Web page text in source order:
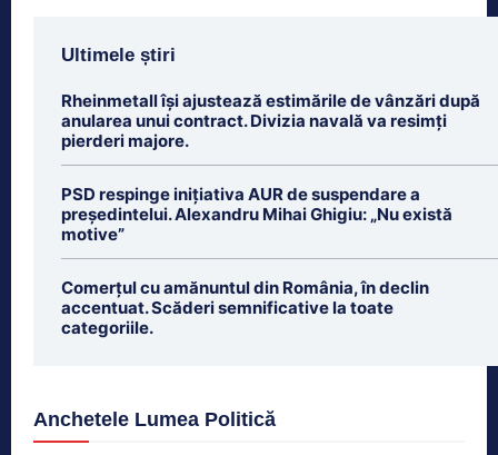
Ultimele știri
Rheinmetall își ajustează estimările de vânzări după
anularea unui contract. Divizia navală va resimți
pierderi majore.
PSD respinge inițiativa AUR de suspendare a
președintelui. Alexandru Mihai Ghigiu: „Nu există
motive”
Comerțul cu amănuntul din România, în declin
accentuat. Scăderi semnificative la toate
categoriile.
Anchetele Lumea Politică